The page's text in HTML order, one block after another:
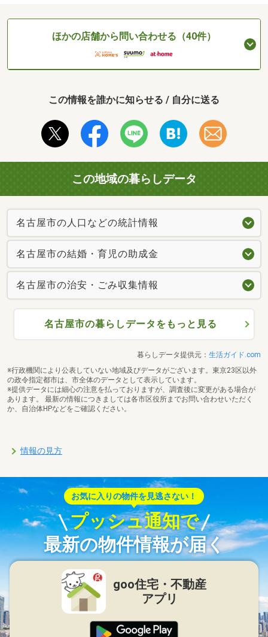
ほかの店舗から問い合わせる（40件）
この情報を誰かに知らせる / 自分に送る
この地域の暮らしデータ
名古屋市の人口などの統計情報
名古屋市の結婚・育児の助成金
名古屋市の治安・ごみ収集情報
名古屋市の暮らしデータをもっと見る
暮らしデータ提供元： 生活ガイド.com
※行政機関により公表していない地域及びデータがございます。東京23区以外
の政令指定都市は、市全体のデータとして表示しています。
※提供データには細心の注意を払っておりますが、調査後に変更がある場合が
あります。 最新の情報につきましては各市区役所までお問い合わせいただく
か、自治体HPなどをご確認ください。
情報の見方
お気に入りの物件を見逃さない！
プッシュ通知で
最新の物件情報が届く
goo住宅・不動産
アプリ